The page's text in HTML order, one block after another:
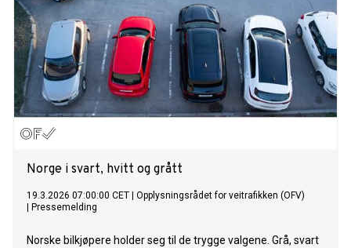
Norge i svart, hvitt og grått
19.3.2026 07:00:00 CET
Opplysningsrådet for veitrafikken (OFV)
Pressemelding
Norske bilkjøpere holder seg til de trygge valgene. Grå, svart